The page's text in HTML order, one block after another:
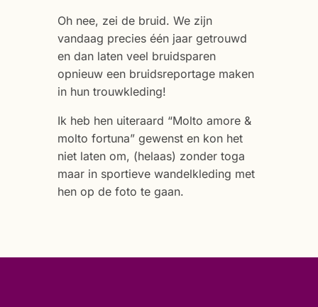
Oh nee, zei de bruid. We zijn
vandaag precies één jaar getrouwd
en dan laten veel bruidsparen
opnieuw een bruidsreportage maken
in hun trouwkleding!
Ik heb hen uiteraard “Molto amore &
molto fortuna” gewenst en kon het
niet laten om, (helaas) zonder toga
maar in sportieve wandelkleding met
hen op de foto te gaan.